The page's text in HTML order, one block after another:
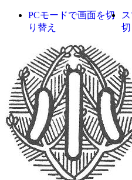
PCモードで画面を切
り替え
切